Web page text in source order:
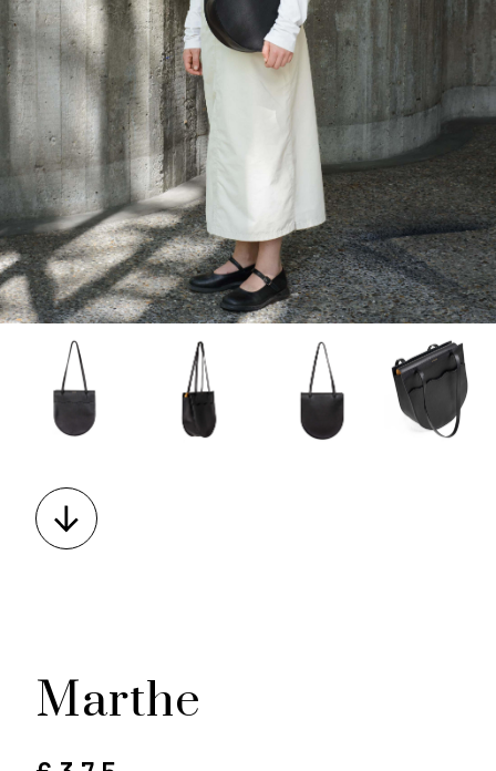
Marthe